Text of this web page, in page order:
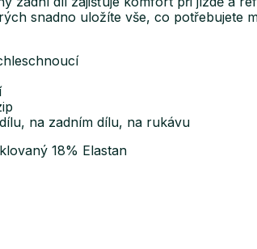
snadno uložíte vše, co potřebujete
na zadním dílu, na rukávu
18% Elastan